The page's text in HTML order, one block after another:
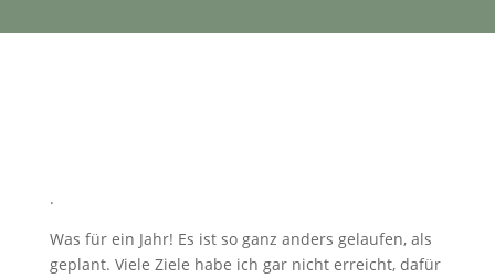
.
Was für ein Jahr! Es ist so ganz anders gelaufen, als
geplant. Viele Ziele habe ich gar nicht erreicht, dafür